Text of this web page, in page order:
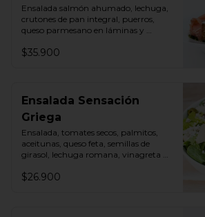
Ensalada salmón ahumado, lechuga,
crutones de pan integral, puerros,
queso parmesano en láminas y
$35.900
Ensalada Sensación
Griega
Ensalada, tomates secos, palmitos,
aceitunas, queso feta, semillas de
girasol, lechuga romana, vinagreta
$26.900